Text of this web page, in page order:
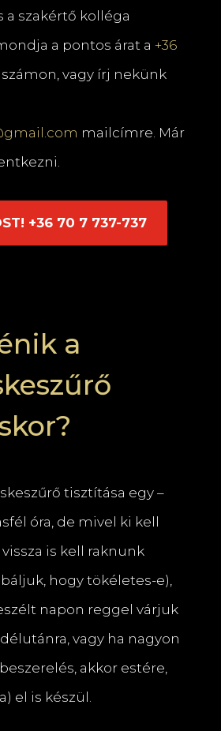
a szakértő kolléga
a pontos árat a +36
számon, vagy írj nekünk
mailcímre. Már
+36 70 7 737-737
a
tisztítása egy –
óra, de mivel ki kell
is kell raknunk
hogy tökéletes-e),
napon reggel várjuk
vagy ha nagyon
akkor estére,
el is készül.